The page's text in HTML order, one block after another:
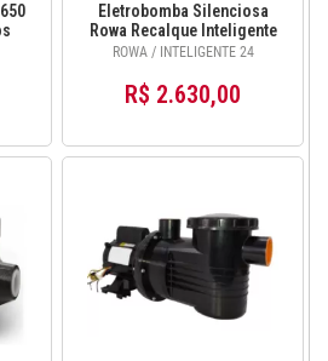
Eletrobomba Silenciosa
Rowa Recalque Inteligente
24 220v
ROWA / INTELIGENTE 24
R$ 2.630,00